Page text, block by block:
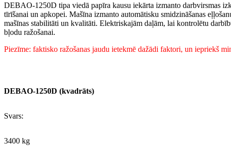
DEBAO-1250D tipa viedā papīra kausu iekārta izmanto darbvirsmas
tīrīšanai un apkopei. Mašīna izmanto automātisku smidzināšanas
mašīnas stabilitāti un kvalitāti. Elektriskajām daļām, lai kontrolētu
bļodu ražošanai.
Piezīme: faktisko ražošanas jaudu ietekmē dažādi faktori, un iepriekš
DEBAO-1250D (kvadrāts)
Svars:
3400 kg